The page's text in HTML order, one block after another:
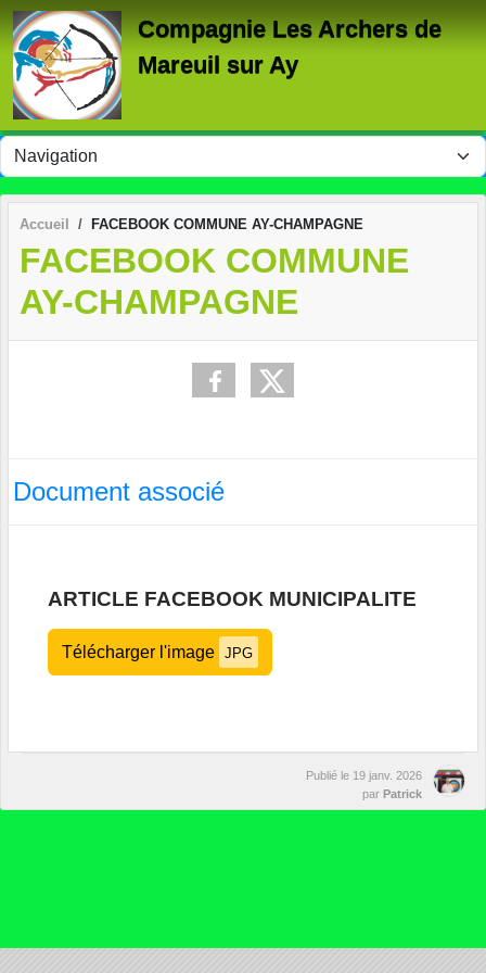
Compagnie Les Archers de
Mareuil sur Ay
Accueil FACEBOOK COMMUNE AY-CHAMPAGNE
FACEBOOK COMMUNE
AY-CHAMPAGNE
Document associé
ARTICLE FACEBOOK MUNICIPALITE
Télécharger l'image JPG
Publié le 19 janv. 2026
par Patrick
Panneau de gestion des cookies